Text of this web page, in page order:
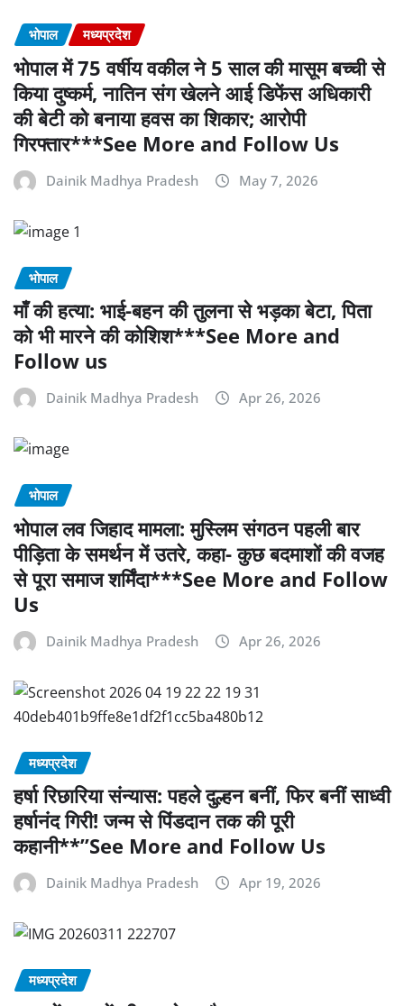
भोपाल मध्यप्रदेश
भोपाल में 75 वर्षीय वकील ने 5 साल की मासूम बच्ची से
किया दुष्कर्म, नातिन संग खेलने आई डिफेंस अधिकारी
की बेटी को बनाया हवस का शिकार; आरोपी
गिरफ्तार***See More and Follow Us
Dainik Madhya Pradesh May 7, 2026
भोपाल
माँ की हत्या: भाई-बहन की तुलना से भड़का बेटा, पिता
को भी मारने की कोशिश***See More and
Follow us
Dainik Madhya Pradesh Apr 26, 2026
भोपाल
भोपाल लव जिहाद मामला: मुस्लिम संगठन पहली बार
पीड़िता के समर्थन में उतरे, कहा- कुछ बदमाशों की वजह
से पूरा समाज शर्मिंदा***See More and Follow
Us
Dainik Madhya Pradesh Apr 26, 2026
मध्यप्रदेश
हर्षा रिछारिया संन्यास: पहले दुल्हन बनीं, फिर बनीं साध्वी
हर्षानंद गिरी! जन्म से पिंडदान तक की पूरी
कहानी**”See More and Follow Us
Dainik Madhya Pradesh Apr 19, 2026
मध्यप्रदेश